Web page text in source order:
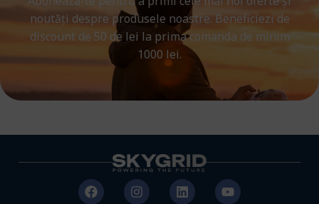
noutăți despre produsele noastre. Beneficiezi de
discount de 50 de lei la prima comanda de minim
1000 lei.